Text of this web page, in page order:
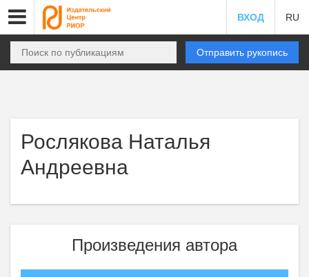
ВХОД RU
Отправить рукопись
Рослякова Наталья
Андреевна
Произведения автора